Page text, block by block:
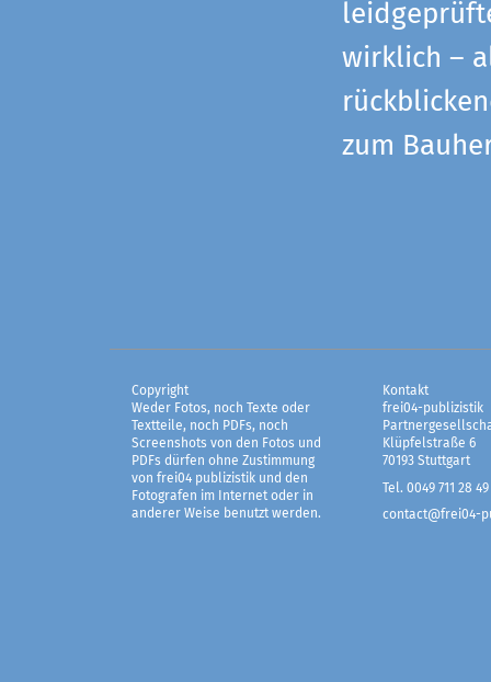
wirklich –
zum
Copyright
Weder Fotos, noch Texte oder
Textteile, noch PDFs, noch
Screenshots von den Fotos und
PDFs dürfen ohne Zustimmung
von frei04 publizistik und den
Fotografen im Internet oder in
anderer Weise benutzt werden.
Kontakt
frei04-publizistik
Klüpfelstraße 6
70193 Stuttgart
Tel. 0049 711 28 49
contact@frei04-